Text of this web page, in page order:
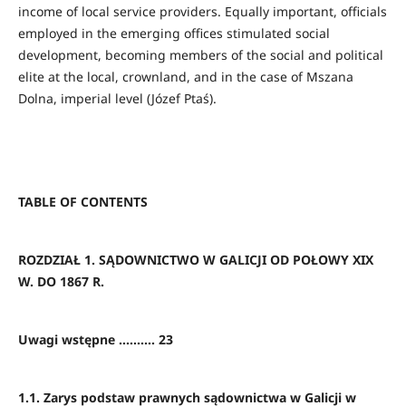
income of local service providers. Equally important, officials
employed in the emerging offices stimulated social
development, becoming members of the social and political
elite at the local, crownland, and in the case of Mszana
Dolna, imperial level (Józef Ptaś).
TABLE OF CONTENTS
ROZDZIAŁ 1. SĄDOWNICTWO W GALICJI OD POŁOWY XIX
W. DO 1867 R.
Uwagi wstępne ………. 23
1.1. Zarys podstaw prawnych sądownictwa w Galicji w